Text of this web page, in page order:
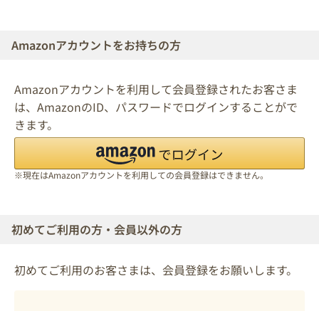
Amazonアカウントをお持ちの方
Amazonアカウントを利用して会員登録されたお客さま
は、AmazonのID、パスワードでログインすることがで
きます。
※現在はAmazonアカウントを利用しての会員登録はできません。
初めてご利用の方・会員以外の方
初めてご利用のお客さまは、会員登録をお願いします。